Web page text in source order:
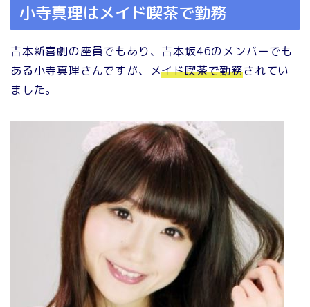
小寺真理はメイド喫茶で勤務
吉本新喜劇の座員でもあり、吉本坂46のメンバーでも
ある小寺真理さんですが、メイド喫茶で勤務されてい
ました。